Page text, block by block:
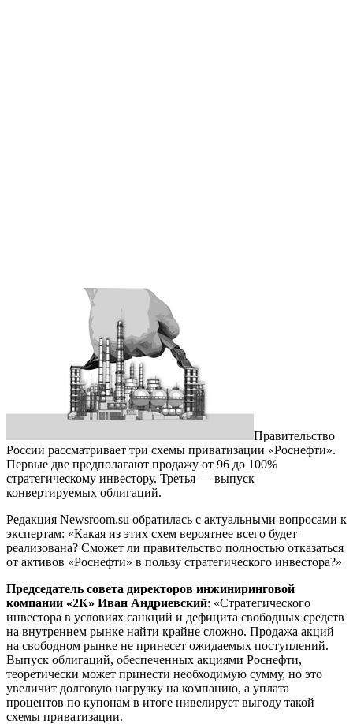
Правительство
России рассматривает три схемы приватизации «Роснефти».
Первые две предполагают продажу от 96 до 100%
стратегическому инвестору. Третья — выпуск
конвертируемых облигаций.
Редакция Newsroom.su обратилась с актуальными вопросами к
экспертам: «Какая из этих схем вероятнее всего будет
реализована? Сможет ли правительство полностью отказаться
от активов «Роснефти» в пользу стратегического инвестора?»
Председатель совета директоров инжиниринговой
компании «2К» Иван Андриевский: «Стратегического
инвестора в условиях санкций и дефицита свободных средств
на внутреннем рынке найти крайне сложно. Продажа акций
на свободном рынке не принесет ожидаемых поступлений.
Выпуск облигаций, обеспеченных акциями Роснефти,
теоретически может принести необходимую сумму, но это
увеличит долговую нагрузку на компанию, а уплата
процентов по купонам в итоге нивелирует выгоду такой
схемы приватизации.